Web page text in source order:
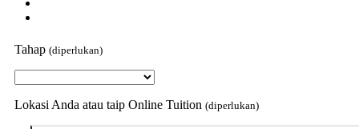
Tahap (diperlukan)
Lokasi Anda atau taip Online Tuition (diperlukan)